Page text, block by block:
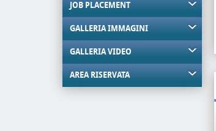
JOB PLACEMENT
GALLERIA IMMAGINI
GALLERIA VIDEO
AREA RISERVATA